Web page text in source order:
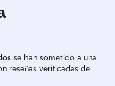
se han sometido a una
reseñas verificadas de